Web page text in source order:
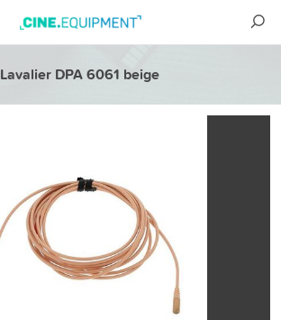
Lavalier DPA 6061 beige